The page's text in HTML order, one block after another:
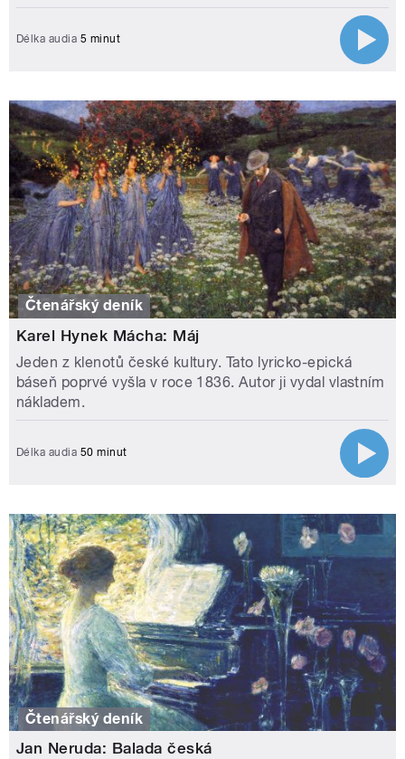
Délka audia 5 minut
Čtenářský deník
Karel Hynek Mácha: Máj
Jeden z klenotů české kultury. Tato lyricko-epická
báseň poprvé vyšla v roce 1836. Autor ji vydal vlastním
nákladem.
Délka audia 50 minut
Čtenářský deník
Jan Neruda: Balada česká